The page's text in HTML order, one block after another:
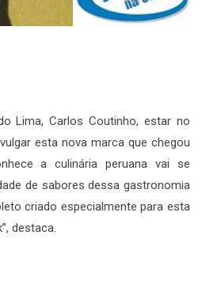
Lima, Carlos Coutinho, estar no
esta nova marca que chegou
a culinária peruana vai se
de sabores dessa gastronomia
criado especialmente para esta
destaca.